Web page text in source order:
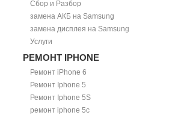
Сбор и Разбор
замена АКБ на Samsung
замена дисплея на Samsung
Услуги
РЕМОНТ IPHONE
Ремонт iPhone 6
Ремонт Iphone 5
Ремонт Iphone 5S
ремонт iphone 5c